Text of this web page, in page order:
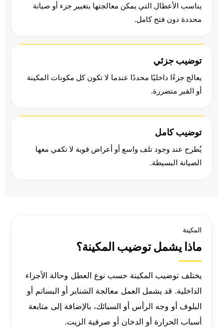
يناسب الأعطال التي يمكن معالجتها بتغيير جزء أو صيانة
محددة دون فتح كامل.
توضيب جزئي
يعالج جزءًا داخليًا محددًا عندما لا تكون كل مكونات المكينة
أو القير متضررة.
توضيب كامل
يُطرح عند وجود تلف واسع أو أعراض قوية لا تكفي معها
الصيانة البسيطة.
المكينة
ماذا يشمل توضيب المكينة؟
يختلف توضيب المكينة حسب نوع العطل وحالة الأجزاء
الداخلية. قد يشمل العمل معالجة الشنابر أو البساتم أو
البلوف أو وجه الرأس أو السبائك، بالإضافة إلى متابعة
أسباب الحرارة أو الدخان أو صرفية الزيت.